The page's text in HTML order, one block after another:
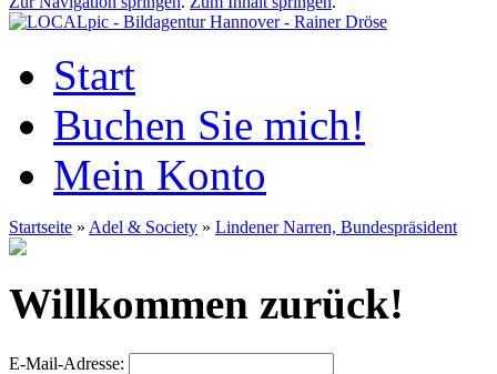
Start
Buchen Sie mich!
Mein Konto
Startseite » Adel & Society » Lindener Narren, Bundespräsident
Willkommen zurück!
E-Mail-Adresse: